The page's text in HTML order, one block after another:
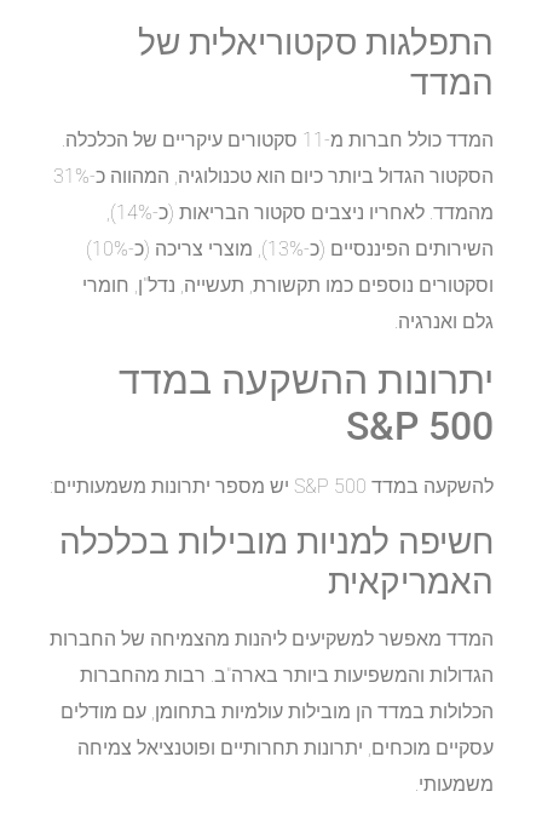
התפלגות סקטוריאלית של
המדד
המדד כולל חברות מ-11 סקטורים עיקריים של הכלכלה.
הסקטור הגדול ביותר כיום הוא טכנולוגיה, המהווה כ-31%
מהמדד. לאחריו ניצבים סקטור הבריאות (כ-14%),
השירותים הפיננסיים (כ-13%), מוצרי צריכה (כ-10%)
וסקטורים נוספים כמו תקשורת, תעשייה, נדל"ן, חומרי
גלם ואנרגיה.
יתרונות ההשקעה במדד
S&P 500
להשקעה במדד S&P 500 יש מספר יתרונות משמעותיים:
חשיפה למניות מובילות בכלכלה
האמריקאית
המדד מאפשר למשקיעים ליהנות מהצמיחה של החברות
הגדולות והמשפיעות ביותר בארה"ב. רבות מהחברות
הכלולות במדד הן מובילות עולמיות בתחומן, עם מודלים
עסקיים מוכחים, יתרונות תחרותיים ופוטנציאל צמיחה
משמעותי.